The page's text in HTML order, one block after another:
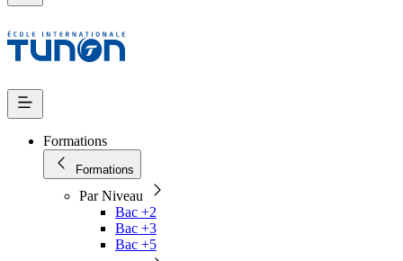
Formations
Formations
Par Niveau
Bac +2
Bac +3
Bac +5